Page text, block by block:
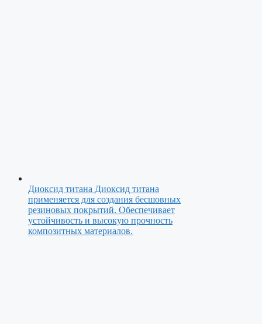
Диоксид титана Диоксид титана
применяется для создания бесшовных
резиновых покрытий. Обеспечивает
устойчивость и высокую прочность
композитных материалов.